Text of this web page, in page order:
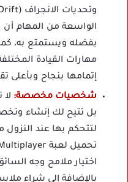
الواسعة من المهام أن
يفضله ويستمتع به،
مهارات القيادة
إتمامها بنجاح وبأعلى
شخصيات مخصصة:
بل تتيح لك إنشاء
لتتحكم بها عند النزول
اختيار ملامح وجه
بالإضافة إلى شراء